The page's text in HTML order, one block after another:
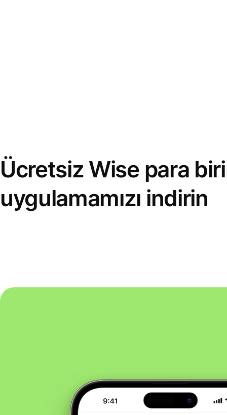
Ücretsiz Wise para
uygulamamızı indirin